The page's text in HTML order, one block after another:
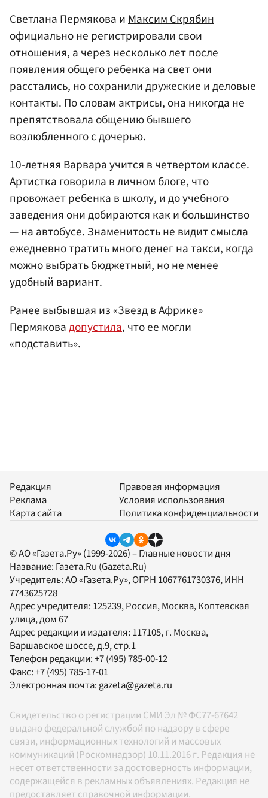
Светлана Пермякова иМаксим Скрябин
официально не регистрировали свои
отношения, а через несколько лет после
появления общего ребенка на свет они
расстались, но сохранили дружеские и деловые
контакты. По словам актрисы, она никогда не
препятствовала общению бывшего
возлюбленного с дочерью.
10-летняя Варвара учится в четвертом классе.
Артистка говорила в личном блоге, что
провожает ребенка в школу, и до учебного
заведения они добираются как и большинство
— на автобусе. Знаменитость не видит смысла
ежедневно тратить много денег на такси, когда
можно выбрать бюджетный, но не менее
удобный вариант.
Ранее выбывшая из «Звезд в Африке»
Пермяковадопустила, что ее могли
«подставить».
Редакция
Реклама
Карта сайта
Правовая информация
Условия использования
Политика конфиденциальности
© АО «Газета.Ру» (1999-2026) – Главные новости дня
Название: Газета.Ru (Gazeta.Ru)
Учредитель:АО «Газета.Ру», ОГРН 1067761730376, ИНН
7743625728
Адрес учредителя: 125239, Россия, Москва, Коптевская
улица, дом 67
Адрес редакции и издателя: 117105, г. Москва,
Варшавское шоссе, д.9, стр.1
Телефон редакции:+7 (495) 785-00-12
Факс:+7 (495) 785-17-01
Электронная почта: gazeta@gazeta.ru
Свидетельство о регистрации СМИ Эл № ФС77-67642
выдано федеральной службой по надзору в сфере
связи, информационных технологий и массовых
коммуникаций (Роскомнадзор) 10.11.2016 г. Редакция не
несет ответственности за достоверность информации,
содержащейся в рекламных объявлениях. Редакция не
предоставляет справочной информации.